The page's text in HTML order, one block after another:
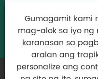
No.677 Fazhan
Zhejiang Province,
Copyright © 2024
Gumagamit kami
mag-alok sa iyo
karanasan sa
aralan ang
personalize ang